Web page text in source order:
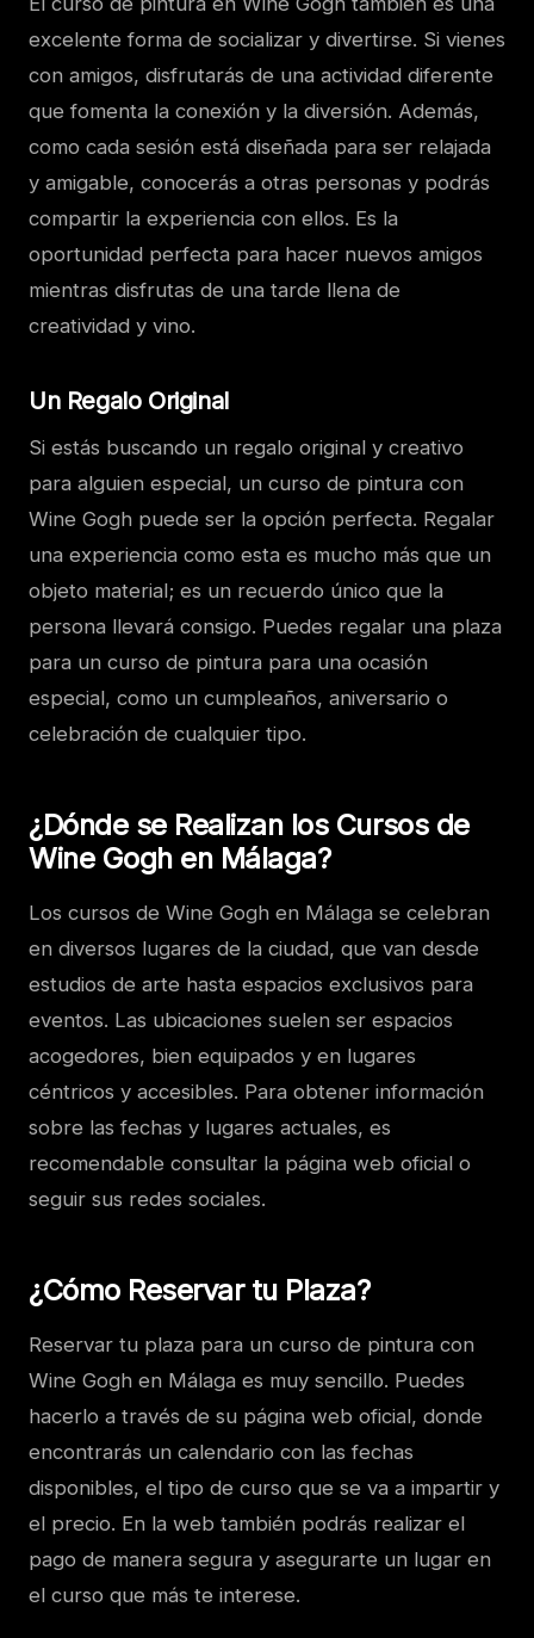
excelente forma de socializar y divertirse. Si vienes
con amigos, disfrutarás de una actividad diferente
que fomenta la conexión y la diversión. Además,
como cada sesión está diseñada para ser relajada
y amigable, conocerás a otras personas y podrás
compartir la experiencia con ellos. Es la
oportunidad perfecta para hacer nuevos amigos
mientras disfrutas de una tarde llena de
creatividad y vino.
Un Regalo Original
Si estás buscando un regalo original y creativo
para alguien especial, un curso de pintura con
Wine Gogh puede ser la opción perfecta. Regalar
una experiencia como esta es mucho más que un
objeto material; es un recuerdo único que la
persona llevará consigo. Puedes regalar una plaza
para un curso de pintura para una ocasión
especial, como un cumpleaños, aniversario o
celebración de cualquier tipo.
¿Dónde se Realizan los Cursos de
Wine Gogh en Málaga?
Los cursos de Wine Gogh en Málaga se celebran
en diversos lugares de la ciudad, que van desde
estudios de arte hasta espacios exclusivos para
eventos. Las ubicaciones suelen ser espacios
acogedores, bien equipados y en lugares
céntricos y accesibles. Para obtener información
sobre las fechas y lugares actuales, es
recomendable consultar la página web oficial o
seguir sus redes sociales.
¿Cómo Reservar tu Plaza?
Reservar tu plaza para un curso de pintura con
Wine Gogh en Málaga es muy sencillo. Puedes
hacerlo a través de su página web oficial, donde
encontrarás un calendario con las fechas
disponibles, el tipo de curso que se va a impartir y
el precio. En la web también podrás realizar el
pago de manera segura y asegurarte un lugar en
el curso que más te interese.